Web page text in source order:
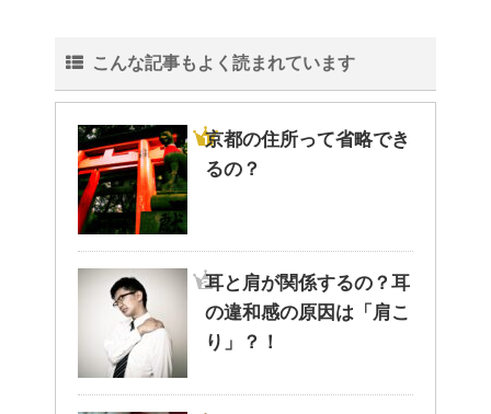
こんな記事もよく読まれています
京都の住所って省略でき
るの？
耳と肩が関係するの？耳
の違和感の原因は「肩こ
り」？！